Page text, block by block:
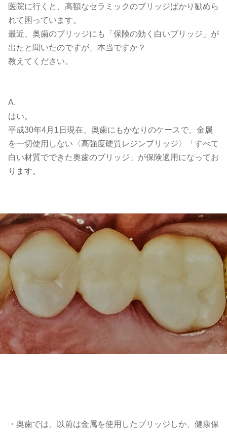
医院に行くと、高額なセラミックのブリッジばかり勧めら
れて困っています。
最近、奥歯のブリッジにも「保険の効く白いブリッジ」が
出たと聞いたのですが、本当ですか？
教えてください。
A.
はい。
平成30年4月1日現在、奥歯にもかなりのケースで、金属
を一切使用しない〈高強度硬質レジンブリッジ〉「すべて
白い材質でできた奥歯のブリッジ」が保険適用になってお
ります。
・奥歯では、以前は金属を使用したブリッジしか、健康保